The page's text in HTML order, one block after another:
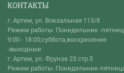
КОНТАКТЫ
г. Артем, ул. Вокзальная 113/8
Режим работы: Понедельник -
9:00 - 18:00;суббота,воскресение
-выходные
г. Артем, ул. Фрунзе 23 стр.5
Режим работы :Понедельник-